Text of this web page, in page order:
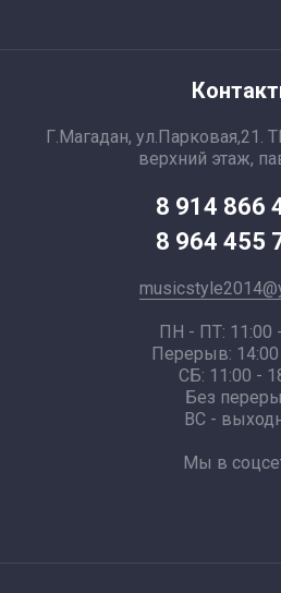
Г.Магадан,
верхний этаж,
8 914 866
8 964 455
ПН - ПТ: 11:00
Перерыв: 14:00
СБ: 11:00 -
Без
ВС -
Мы в